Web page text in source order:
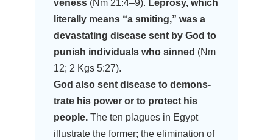
ve­ness (Nm 21:4–9). Lepro­sy, which
lite­ral­ly means “a smit­ing,” was a
devas­ta­ting dise­a­se sent by God to
punish indi­vi­du­als who sin­ned (Nm
12; 2 Kgs 5:27).
God also sent dise­a­se to demons­
tra­te his power or to pro­tect his
peo­p­le. The ten pla­gues in Egypt
illus­tra­te the for­mer; the eli­mi­na­ti­on of